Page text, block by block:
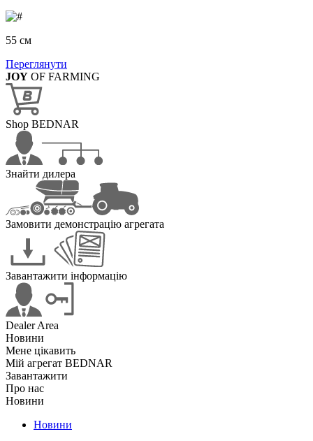
55 см
Переглянути
JOY OF FARMING
Shop BEDNAR
Знайти дилера
Замовити демонстрацію агрегата
Завантажити інформацію
Dealer Area
Новини
Мене цікавить
Мій агрегат BEDNAR
Завантажити
Про нас
Новини
Новини